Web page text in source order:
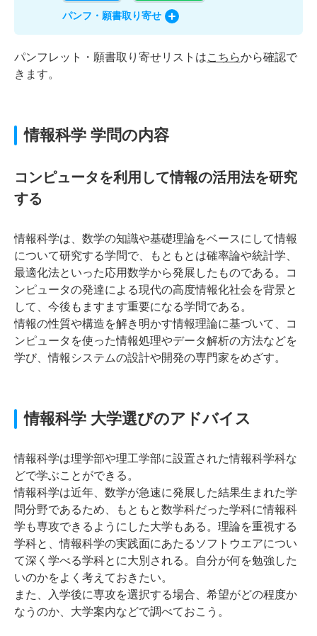
パンフ・願書取り寄せ
パンフレット・願書取り寄せリストはこちらから確認で
きます。
情報科学 学問の内容
コンピュータを利用して情報の活用法を研究
する
情報科学は、数学の知識や基礎理論をベースにして情報
について研究する学問で、もともとは確率論や統計学、
最適化法といった応用数学から発展したものである。コ
ンピュータの発達による現代の高度情報化社会を背景と
して、今後もますます重要になる学問である。
情報の性質や構造を解き明かす情報理論に基づいて、コ
ンピュータを使った情報処理やデータ解析の方法などを
学び、情報システムの設計や開発の専門家をめざす。
情報科学 大学選びのアドバイス
情報科学は理学部や理工学部に設置された情報科学科な
どで学ぶことができる。
情報科学は近年、数学が急速に発展した結果生まれた学
問分野であるため、もともと数学科だった学科に情報科
学も専攻できるようにした大学もある。理論を重視する
学科と、情報科学の実践面にあたるソフトウエアについ
て深く学べる学科とに大別される。自分が何を勉強した
いのかをよく考えておきたい。
また、入学後に専攻を選択する場合、希望がどの程度か
なうのか、大学案内などで調べておこう。